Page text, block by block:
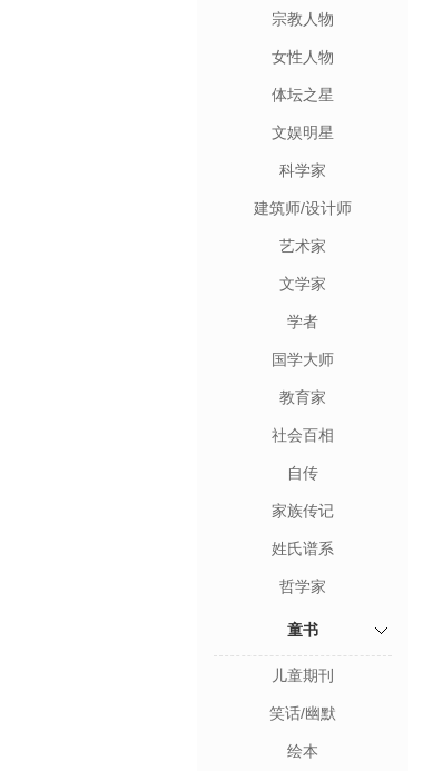
宗教人物
女性人物
体坛之星
文娱明星
科学家
建筑师/设计师
艺术家
文学家
学者
国学大师
教育家
社会百相
自传
家族传记
姓氏谱系
哲学家
童书
儿童期刊
笑话/幽默
绘本